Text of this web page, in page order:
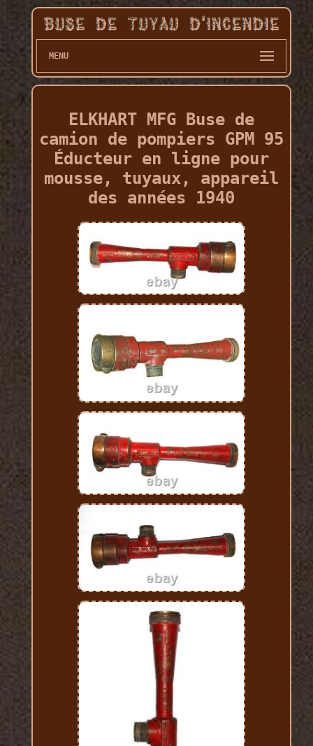
MENU
ELKHART MFG Buse de
camion de pompiers GPM 95
Éducteur en ligne pour
mousse, tuyaux, appareil
des années 1940